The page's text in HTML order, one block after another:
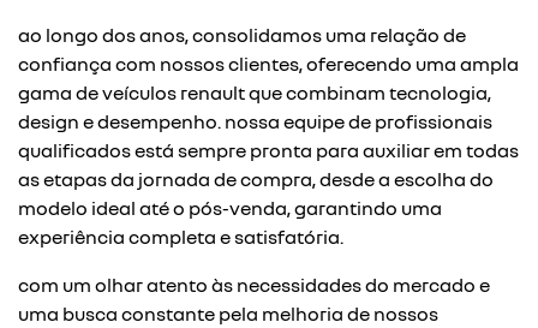
ao longo dos anos, consolidamos uma relação de
confiança com nossos clientes, oferecendo uma ampla
gama de veículos renault que combinam tecnologia,
design e desempenho. nossa equipe de profissionais
qualificados está sempre pronta para auxiliar em todas
as etapas da jornada de compra, desde a escolha do
modelo ideal até o pós-venda, garantindo uma
experiência completa e satisfatória.
com um olhar atento às necessidades do mercado e
uma busca constante pela melhoria de nossos